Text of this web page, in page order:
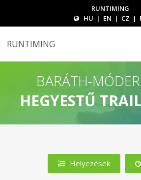
RUNTIMING
HU | EN | CZ |
RUNTIMING
BARÁTH-
HEGYESTŰ
Helyezések